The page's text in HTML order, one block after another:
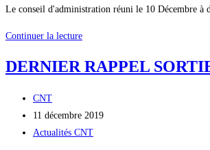
Le conseil d'administration réuni le 10 Décembre à
Continuer la lectureCNT
Election
DERNIER RAPPEL
Auteur/autrice
de
la
CNT
Publication
publiée :
11 décembre 2019
Post
Actualités CNT